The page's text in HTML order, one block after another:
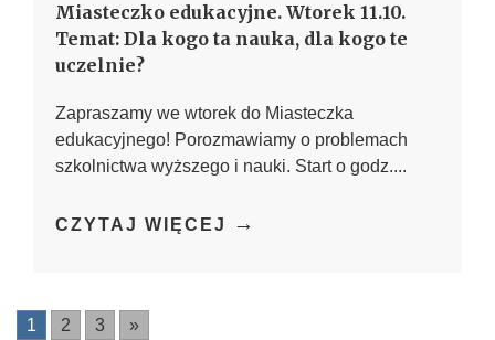
Miasteczko edukacyjne. Wtorek 11.10.
Temat: Dla kogo ta nauka, dla kogo te
uczelnie?
Zapraszamy we wtorek do Miasteczka
edukacyjnego! Porozmawiamy o problemach
szkolnictwa wyższego i nauki. Start o godz....
CZYTAJ WIĘCEJ →
1 2 3 »